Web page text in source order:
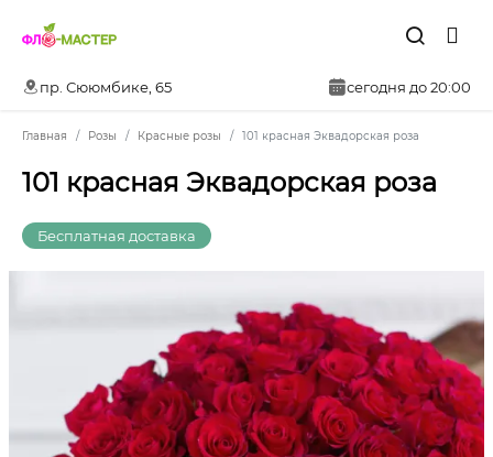
пр. Сююмбике, 65 сегодня до 20:00
Главная Розы Красные розы 101 красная Эквадорская роза
101 красная Эквадорская роза
Бесплатная доставка